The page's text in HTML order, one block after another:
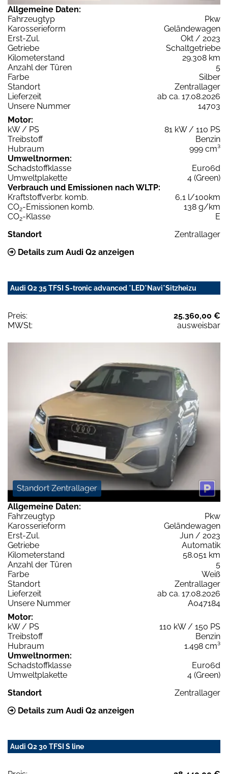
Allgemeine Daten:
Fahrzeugtyp
Pkw
Karosserieform
Geländewagen
Erst-Zul.
Okt / 2023
Getriebe
Schaltgetriebe
Kilometerstand
29.308 km
Anzahl der Türen
5
Farbe
Silber
Standort
Zentrallager
Lieferzeit
ab ca. 17.08.2026
Unsere Nummer
14703
Motor:
kW / PS
81 kW / 110 PS
Treibstoff
Benzin
Hubraum
999 cm³
Umweltnormen:
Schadstoffklasse
Euro6d
Umweltplakette
4 (Green)
Verbrauch und Emissionen nach WLTP:
Kraftstoffverbr. komb.
6,1 l/100km
CO2-Emissionen komb.
138 g/km
CO2-Klasse
E
Standort
Zentrallager
Details zum Audi Q2 anzeigen
Audi Q2 35 TFSI S-tronic advanced *LED*Navi*Sitzheizu
Preis:
25.360,00 €
MWSt:
ausweisbar
Standort Zentrallager
Allgemeine Daten:
Fahrzeugtyp
Pkw
Karosserieform
Geländewagen
Erst-Zul.
Jun / 2023
Getriebe
Automatik
Kilometerstand
58.051 km
Anzahl der Türen
5
Farbe
Weiß
Standort
Zentrallager
Lieferzeit
ab ca. 17.08.2026
Unsere Nummer
A047184
Motor:
kW / PS
110 kW / 150 PS
Treibstoff
Benzin
Hubraum
1.498 cm³
Umweltnormen:
Schadstoffklasse
Euro6d
Umweltplakette
4 (Green)
Standort
Zentrallager
Details zum Audi Q2 anzeigen
Audi Q2 30 TFSI S line